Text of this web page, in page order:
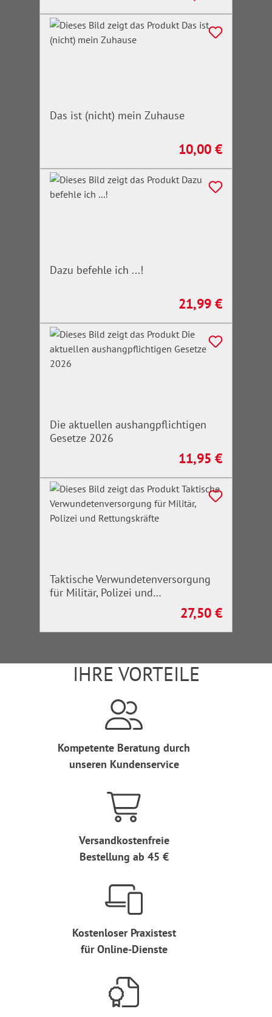
Das ist (nicht) mein Zuhause
Regulärer Preis:
10,00 €
Dazu befehle ich ...!
Regulärer Preis:
21,99 €
Die aktuellen aushangpflichtigen
Gesetze 2026
Regulärer Preis:
11,95 €
Taktische Verwundetenversorgung
für Militär, Polizei und
Regulärer Preis:
27,50 €
IHRE VORTEILE
Kompetente Beratung durch
unseren Kundenservice
Versandkostenfreie
Bestellung ab 45 €
Kostenloser Praxistest
für Online-Dienste